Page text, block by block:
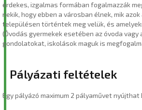
érdekes, izgalmas formában fogalmazzák
nekik, hogy ebben a városban élnek, mik azok
településen történtek meg velük, és
(Óvodás gyermekek esetében az óvoda vagy
gondolatokat, iskolások maguk is
Pályázati feltételek
Egy pályázó maximum 2 pályaművet nyújthat